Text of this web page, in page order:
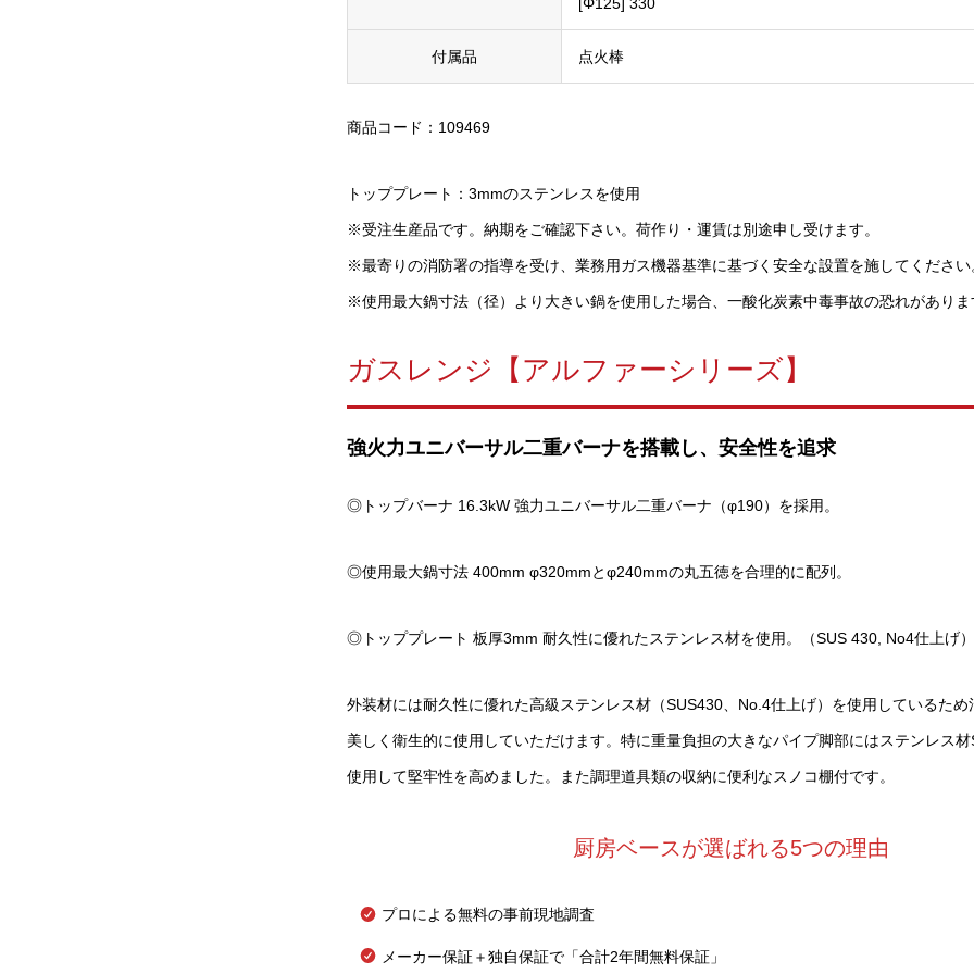
付属品 点火棒
商品コード：109469
トッププレート：3mmのステンレスを使用
※受注生産品です。納期をご確認下さい。荷作り・運賃は別途申し受けます。
※最寄りの消防署の指導を受け、業務用ガス機器基準に基づく安全な設置を施してください
※使用最大鍋寸法（径）より大きい鍋を使用した場合、一酸化炭素中毒事故の恐れがありま
ガスレンジ【アルファーシリーズ】
強火力ユニバーサル二重バーナを搭載し、安全性を追求
◎トップバーナ 16.3kW 強力ユニバーサル二重バーナ（φ190）を採用。
◎使用最大鍋寸法 400mm φ320mmとφ240mmの丸五徳を合理的に配列。
◎トッププレート 板厚3mm 耐久性に優れたステンレス材を使用。（SUS 430, No4仕上げ）
外装材には耐久性に優れた高級ステンレス材（SUS430、No.4仕上げ）を使用しているた
美しく衛生的に使用していただけます。特に重量負担の大きなパイプ脚部にはステンレス
使用して堅牢性を高めました。また調理道具類の収納に便利なスノコ棚付です。
厨房ベースが選ばれる5つの理由
プロによる無料の事前現地調査
メーカー保証＋独自保証で「合計2年間無料保証」